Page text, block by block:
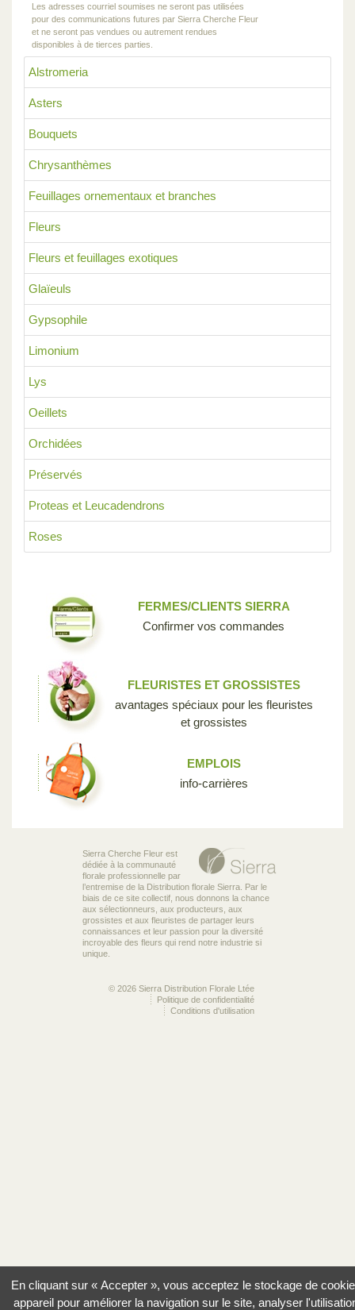
Alstromeria
Asters
Bouquets
Chrysanthèmes
Feuillages ornementaux et branches
Fleurs
Fleurs et feuillages exotiques
Glaïeuls
Gypsophile
Limonium
Lys
Oeillets
Orchidées
Préservés
Proteas et Leucadendrons
Roses
Les adresses courriel soumises ne seront pas utilisées
pour des communications futures par Sierra Cherche Fleur
et ne seront pas vendues ou autrement rendues
disponibles à de tierces parties.
FERMES/CLIENTS SIERRA
Confirmer vos commandes
FLEURISTES ET GROSSISTES
avantages spéciaux pour les fleuristes
et grossistes
EMPLOIS
info-carrières
Sierra Cherche Fleur est
dédiée à la communauté
florale professionnelle par
l’entremise de la Distribution florale Sierra. Par le
biais de ce site collectif, nous donnons la chance
aux sélectionneurs, aux producteurs, aux
grossistes et aux fleuristes de partager leurs
connaissances et leur passion pour la diversité
incroyable des fleurs qui rend notre industrie si
unique.
© 2026 Sierra Distribution Florale Ltée
Politique de confidentialité
Conditions d'utilisation
En cliquant sur « Accepter », vous acceptez le stockage de
appareil pour améliorer la navigation sur le site, analyser